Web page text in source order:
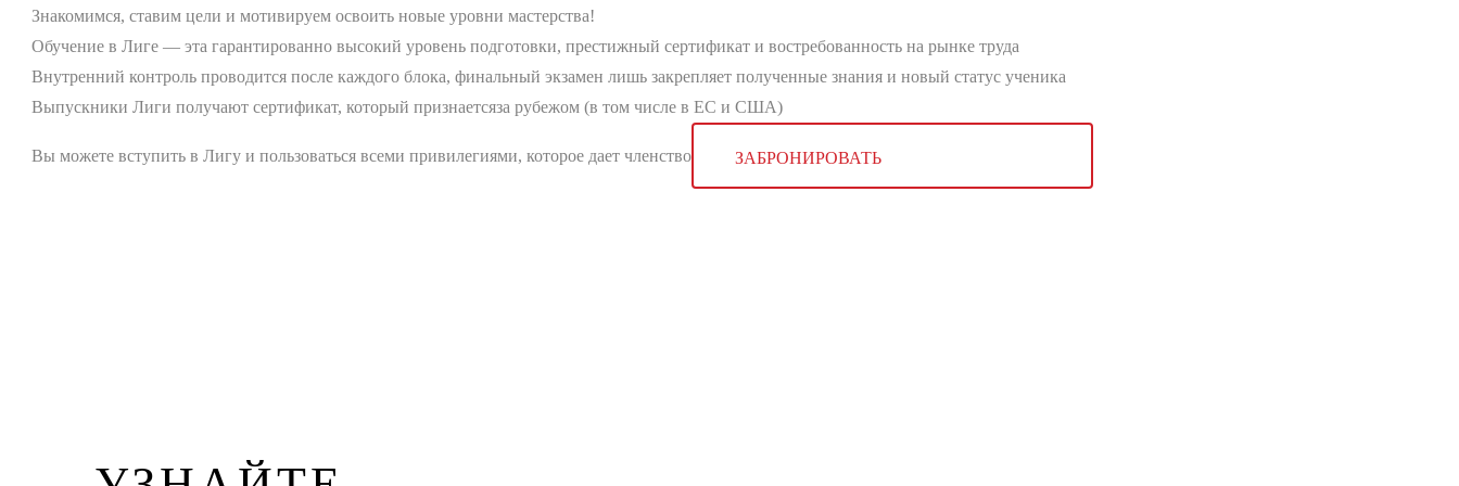
Знакомимся, ставим цели и мотивируем освоить новые уровни мастерства!
Обучение в Лиге — эта гарантированно высокий уровень подготовки, престижный сертификат и востребованность на рынке труда
Внутренний контроль проводится после каждого блока, финальный экзамен лишь закрепляет полученные знания и новый статус ученика
Выпускники Лиги получают сертификат, который признаетсяза рубежом (в том числе в ЕС и США)
Вы можете вступить в Лигу и пользоваться всеми привилегиями, которое дает членство ЗАБРОНИРОВАТЬ